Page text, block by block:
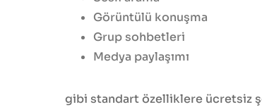
Görüntülü konuşma
Grup sohbetleri
Medya paylaşımı
gibi standart özelliklere ücretsiz